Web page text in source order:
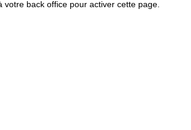
back office pour activer cette page.